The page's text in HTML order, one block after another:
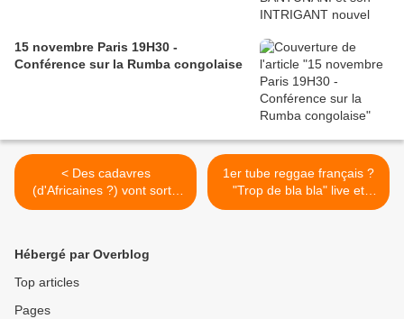
15 novembre Paris 19H30 -
Conférence sur la Rumba congolaise
< Des cadavres
(d'Africaines ?) vont sortir
du placard de DSK - Claude
1er tube reggae français ?
"Trop de bla bla" live et
accoustique chez Ajah Love
Hébergé par Overblog
Top articles
Pages